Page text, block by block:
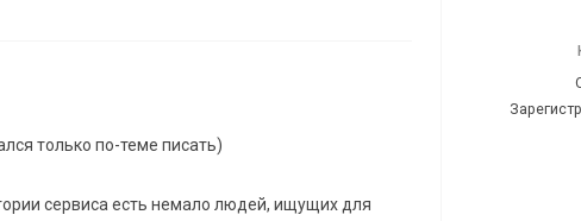
только по-теме писать)
сервиса есть немало людей, ищущих для